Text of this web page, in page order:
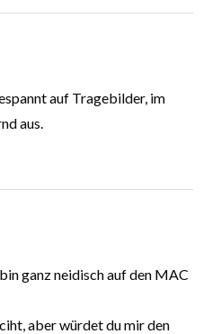
auf Tragebilder, im
aus.
ganz neidisch auf den MAC
aber würdet du mir den